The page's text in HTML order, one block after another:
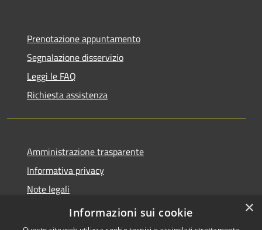
Prenotazione appuntamento
Segnalazione disservizio
Leggi le FAQ
Richiesta assistenza
Amministrazione trasparente
Informativa privacy
Note legali
Dichiarazione di accessibilità
×
Informazioni sui cookie